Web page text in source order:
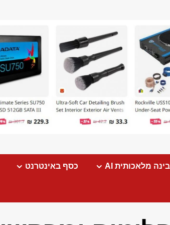
בינה מלאכותית AI כסף באינטרנט